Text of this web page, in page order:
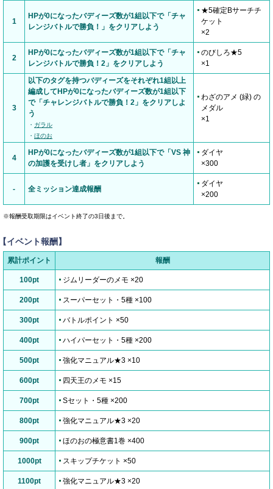
1
HPが0になったバディーズ数が1組以下で「チャ
レンジバトルで勝負！」をクリアしよう
★5確定Bサーチチ
ケット
×2
2
HPが0になったバディーズ数が1組以下で「チャ
レンジバトルで勝負！2」をクリアしよう
のびしろ★5
×1
3
以下のタグを持つバディーズをそれぞれ1組以上
編成してHPが0になったバディーズ数が1組以下
で「チャレンジバトルで勝負！2」をクリアしよ
う
・ ガラル
・ ほのお
わざのアメ (緑) の
メダル
×1
4
HPが0になったバディーズ数が1組以下で「VS 神
の加護を受けし者」をクリアしよう
ダイヤ
×300
- 全ミッション達成報酬
ダイヤ
×200
※報酬受取期限はイベント終了の3日後まで。
イベント報酬】
累計ポイント 報酬
100pt ジムリーダーのメモ ×20
200pt スーパーセット・5種 ×100
300pt バトルポイント ×50
400pt ハイパーセット・5種 ×200
500pt 強化マニュアル★3 ×10
600pt 四天王のメモ ×15
700pt Sセット・5種 ×200
800pt 強化マニュアル★3 ×20
900pt ほのおの極意書1巻 ×400
1000pt スキップチケット ×50
1100pt 強化マニュアル★3 ×20